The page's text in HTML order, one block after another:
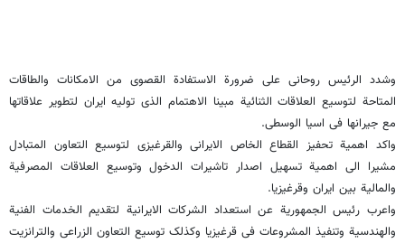
وشدد الرئیس روحانی علی ضرورة الاستفادة القصوی من الامکانات والطاقات
المتاحة لتوسیع العلاقات الثنائیة مبینا الاهتمام الذی تولیه ایران لتطویر علاقاتها
مع جیرانها فی اسیا الوسطی.
واکد اهمیة تحفیز القطاع الخاص الایرانی والقرغیزی لتوسیع التعاون المتبادل
مشیرا الی اهمیة تسهیل اصدار تاشیرات الدخول وتوسیع العلاقات المصرفیة
والمالیة بین ایران وقرغیزیا.
واعرب رئیس الجمهوریة عن استعداد الشرکات الایرانیة لتقدیم الخدمات الفنیة
والهندسیة وتنفیذ المشروعات فی قرغیزیا وکذلک توسیع التعاون الزراعی والترانزیت